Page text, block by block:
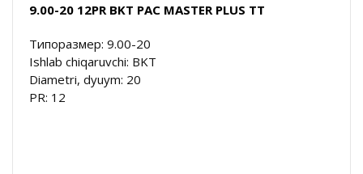
9.00-20 12PR BKT PAC MASTER PLUS TT
Типоразмер: 9.00-20
Ishlab chiqaruvchi: BKT
Diametri, dyuym: 20
PR: 12